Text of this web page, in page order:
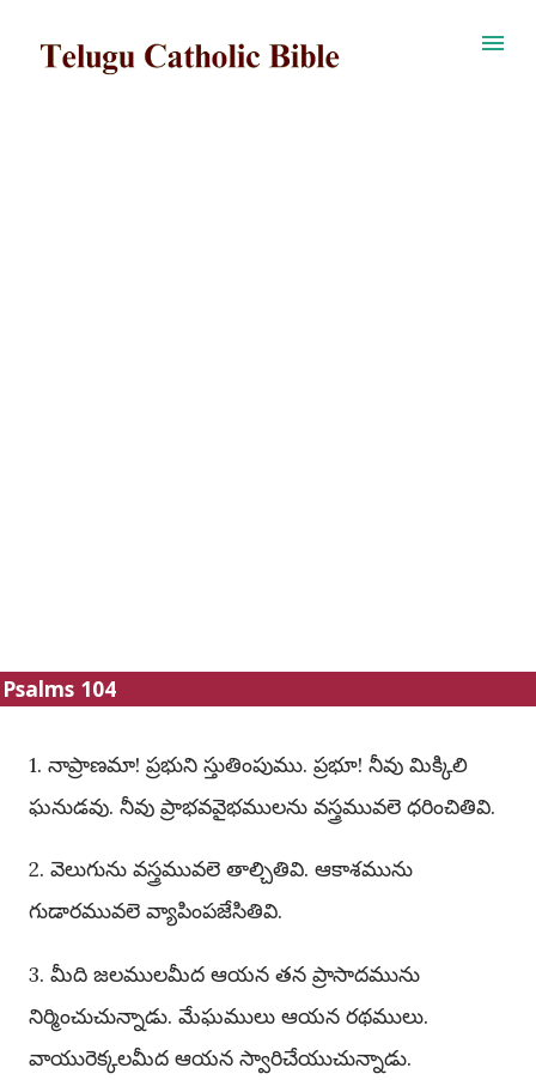
Psalms 104
1. నాప్రాణమా! ప్రభుని స్తుతింపుము. ప్రభూ! నీవు మిక్కిలి
ఘనుడవు. నీవు ప్రాభవవైభములను వస్త్రమువలె ధరించితివి.
2. వెలుగును వస్త్రమువలె తాల్చితివి. ఆకాశమును
గుడారమువలె వ్యాపింపజేసితివి.
3. మీది జలములమీద ఆయన తన ప్రాసాదమును
నిర్మించుచున్నాడు. మేఘములు ఆయన రథములు.
వాయురెక్కలమీద ఆయన స్వారిచేయుచున్నాడు.